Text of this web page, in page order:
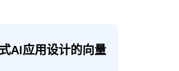
AI应用设计的向量